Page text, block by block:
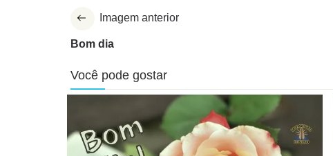
Imagem anterior
Bom dia
Você pode gostar